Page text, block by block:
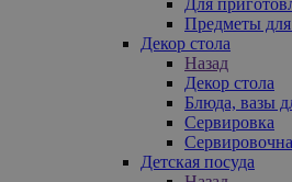
Предметы
Декор стола
Назад
Декор стола
Блюда, вазы
Сервировка
Детская посуда